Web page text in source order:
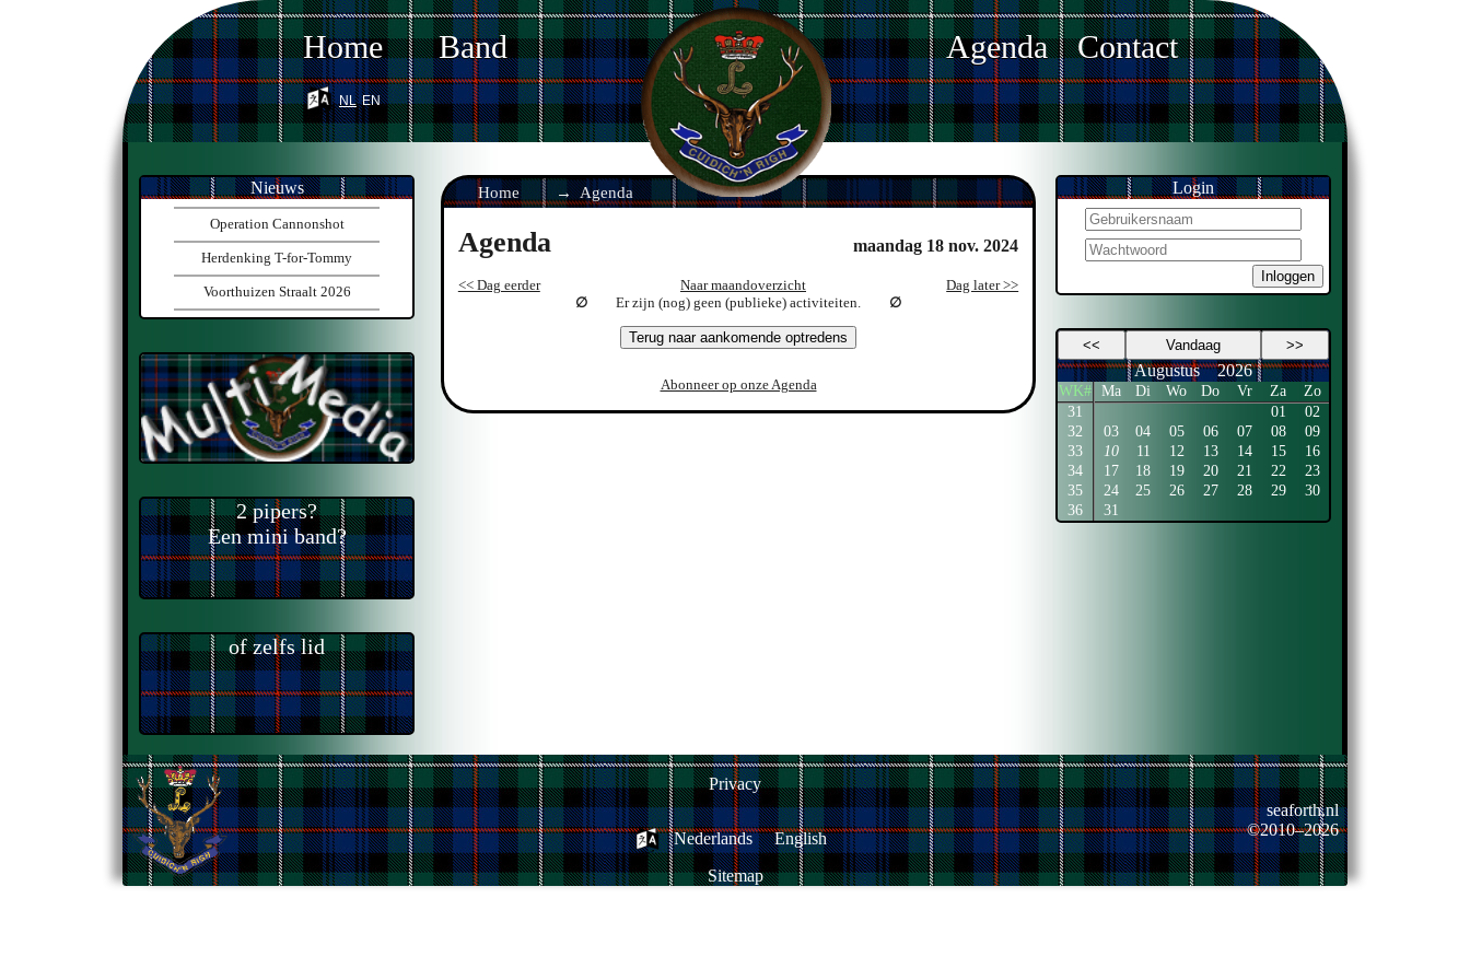
Home Band Agenda Contact
nl en
Home Agenda
Agenda maandag 18 nov. 2024
<< Dag eerder Naar maandoverzicht
Dag later >>
Er zijn (nog) geen (publieke) activiteiten.
Terug naar aankomende optredens
Abonneer op onze Agenda
Nieuws
Operation Cannonshot
Herdenking T-for-Tommy
Voorthuizen Straalt 2026
2 pipers?
Een mini band?
of zelfs lid
Login
Inloggen
<< Vandaag >>
Augustus 2026
WK# Ma Di Wo Do Vr Za
Zo
31
01
02
32
03 04 05 06 07 08
09
33
10 11 12 13 14 15
16
34
17 18 19 20 21 22
23
35
24 25 26 27 28 29
30
36
31
Privacy
Nederlands
English
Sitemap
seaforth.nl
©2010–2026